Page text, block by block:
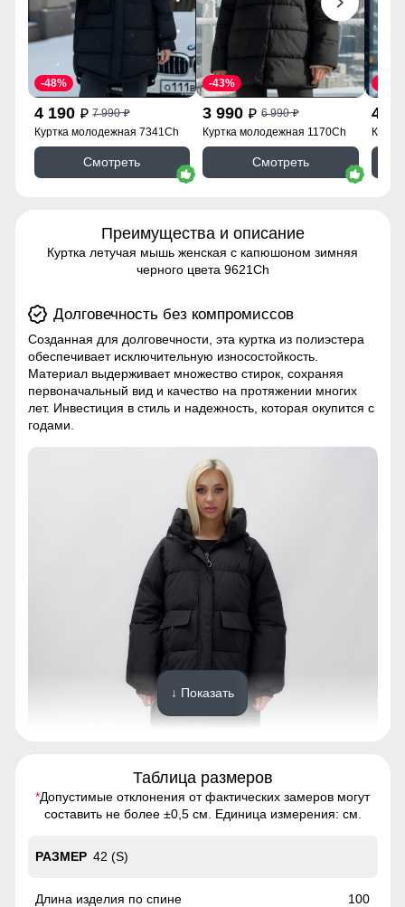
4 190 p 7 990p
-48%
Куртка молодежная 7341Ch
Смотреть
3 990 p 6 990p
-43%
Куртка молодежная 1170Ch
Смотреть
4
Преимущества и описание
Куртка летучая мышь женская с капюшоном зимняя
черного цвета 9621Ch
Долговечность без компромиссов
Созданная для долговечности, эта куртка из полиэстера
обеспечивает исключительную износостойкость.
Материал выдерживает множество стирок, сохраняя
первоначальный вид и качество на протяжении многих
лет. Инвестиция в стиль и надежность, которая окупится с
годами.
Созданная для долговечности, эта куртка из полиэстера
обеспечивает исключительную износостойкость.
первоначальный вид и качество на протяжении многих
годами.
↓ Показать
Таблица размеров
*Допустимые отклонения от фактических замеров могут
составить не более ±0,5 см. Единица измерения: см.
42 (S)
100